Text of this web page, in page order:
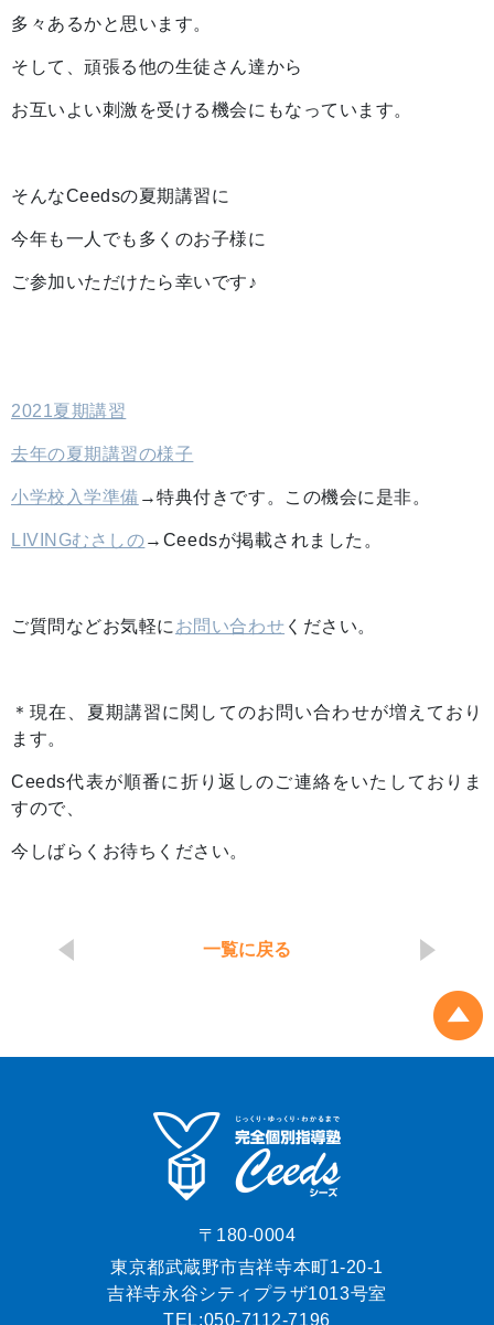
多々あるかと思います。
そして、頑張る他の生徒さん達から
お互いよい刺激を受ける機会にもなっています。
そんなCeedsの夏期講習に
今年も一人でも多くのお子様に
ご参加いただけたら幸いです♪
2021夏期講習
去年の夏期講習の様子
小学校入学準備 →特典付きです。この機会に是非。
LIVINGむさしの→Ceedsが掲載されました。
ご質問などお気軽に お問い合わせ ください。
＊現在、夏期講習に関してのお問い合わせが増えており
ます。
Ceeds代表が順番に折り返しのご連絡をいたしておりま
すので、
今しばらくお待ちください。
一覧に戻る
〒180-0004
東京都武蔵野市吉祥寺本町1-20-1
吉祥寺永谷シティプラザ1013号室
TEL:050-7112-7196